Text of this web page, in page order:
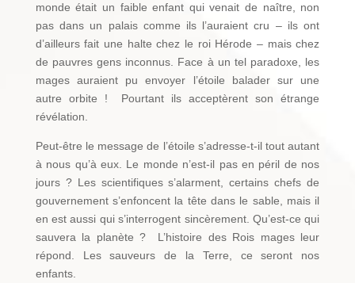
monde était un faible enfant qui venait de naître, non
pas dans un palais comme ils l’auraient cru – ils ont
d’ailleurs fait une halte chez le roi Hérode – mais chez
de pauvres gens inconnus. Face à un tel paradoxe, les
mages auraient pu envoyer l’étoile balader sur une
autre orbite ! Pourtant ils acceptèrent son étrange
révélation.
Peut-être le message de l’étoile s’adresse-t-il tout autant
à nous qu’à eux. Le monde n’est-il pas en péril de nos
jours ? Les scientifiques s’alarment, certains chefs de
gouvernement s’enfoncent la tête dans le sable, mais il
en est aussi qui s’interrogent sincèrement. Qu’est-ce qui
sauvera la planète ? L’histoire des Rois mages leur
répond. Les sauveurs de la Terre, ce seront nos
enfants.